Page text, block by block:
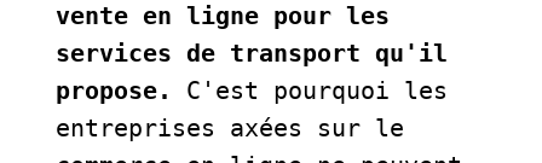
vente en ligne pour les
services de transport qu'il
propose.
C'est pourquoi les
entreprises axées sur le